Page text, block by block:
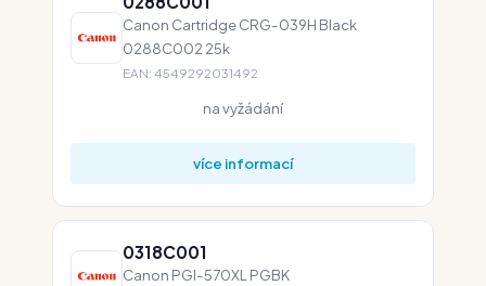
Canon Cartridge CRG-039H Black
0288C002 25k
EAN: 4549292031492
na vyžádání
více informací
0318C001
Canon PGI-570XL PGBK